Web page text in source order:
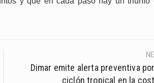
Dimar emite alerta preventiva
ciclón tropical en la